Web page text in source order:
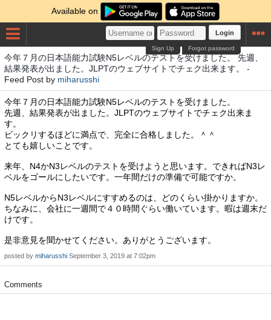
Available on
Login
Forgot password
Sign Up
今年７月の日本語能力試験N5レベルのテストを受けました。 先週、
結果発表が出ました。JLPTのウェブサイトでチェク出来ます。 -
Feed Post by miharusshi
今年７月の日本語能力試験N5レベルのテストを受けました。
先週、結果発表が出ました。JLPTのウェブサイトでチェク出来ま
す。
ビックリするほどに満点で、完全に合格しました。＾＾
とても嬉しいことです。
来年、N4かN3レベルのテストを受けようと思います。できればN3レ
ベルをゴールにしたいです。一年間だけの準備で可能ですか。
N5レベルからN3レベルにすすめるのは、どのくらい掛かりますか。
ちなみに、会社に一週間で４０時間ぐらい働いています。暇は週末だ
けです。
是非意見を聞かせてください。ありがとうございます。
posted by miharusshi September 3, 2019 at 7:02pm
Comments